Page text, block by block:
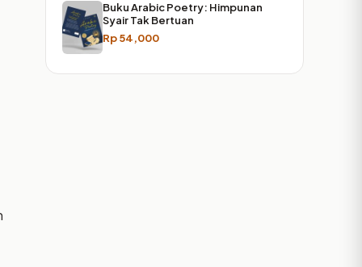
Buku Arabic Poetry: Himpunan
Syair Tak Bertuan
Rp54,000